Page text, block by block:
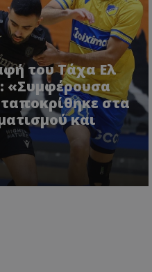
του Τάχα Ελ
«Συμφέρουσα
στα
και